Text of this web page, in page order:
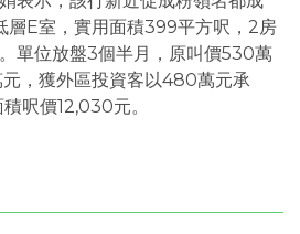
層E室，實用面積399平方呎，2房
單位放盤3個半月，原叫價530萬
，獲外區投資客以480萬元承
呎價12,030元。